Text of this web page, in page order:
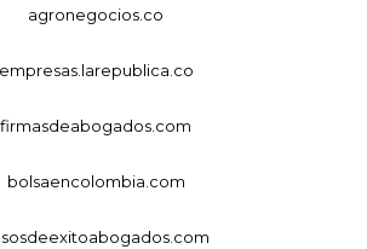
agronegocios.co
empresas.larepublica.co
firmasdeabogados.com
bolsaencolombia.com